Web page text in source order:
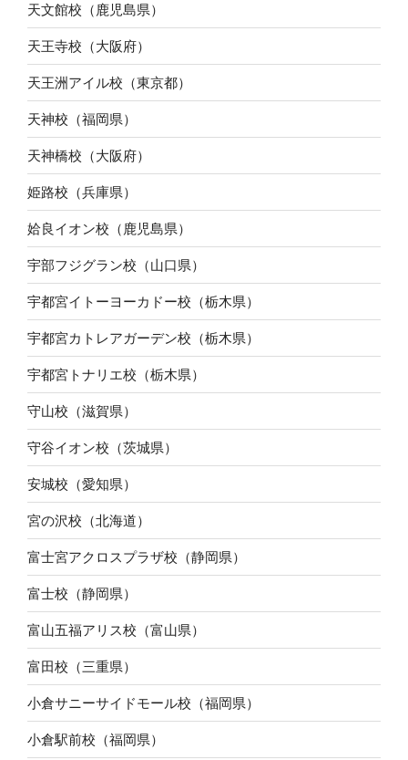
天文館校（鹿児島県）
天王寺校（大阪府）
天王洲アイル校（東京都）
天神校（福岡県）
天神橋校（大阪府）
姫路校（兵庫県）
姶良イオン校（鹿児島県）
宇部フジグラン校（山口県）
宇都宮イトーヨーカドー校（栃木県）
宇都宮カトレアガーデン校（栃木県）
宇都宮トナリエ校（栃木県）
守山校（滋賀県）
守谷イオン校（茨城県）
安城校（愛知県）
宮の沢校（北海道）
富士宮アクロスプラザ校（静岡県）
富士校（静岡県）
富山五福アリス校（富山県）
富田校（三重県）
小倉サニーサイドモール校（福岡県）
小倉駅前校（福岡県）